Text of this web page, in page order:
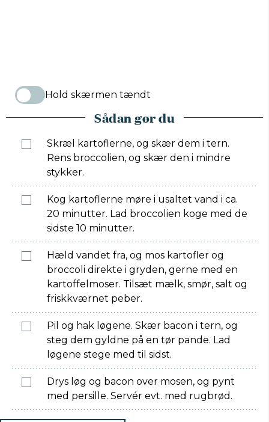
Hold skærmen tændt
Sådan gør du
Skræl kartoflerne, og skær dem i tern.
Rens broccolien, og skær den i mindre
stykker.
Kog kartoflerne møre i usaltet vand i ca.
20 minutter. Lad broccolien koge med de
sidste 10 minutter.
Hæld vandet fra, og mos kartofler og
broccoli direkte i gryden, gerne med en
kartoffelmoser. Tilsæt mælk, smør, salt og
friskkværnet peber.
Pil og hak løgene. Skær bacon i tern, og
steg dem gyldne på en tør pande. Lad
løgene stege med til sidst.
Drys løg og bacon over mosen, og pynt
med persille. Servér evt. med rugbrød.